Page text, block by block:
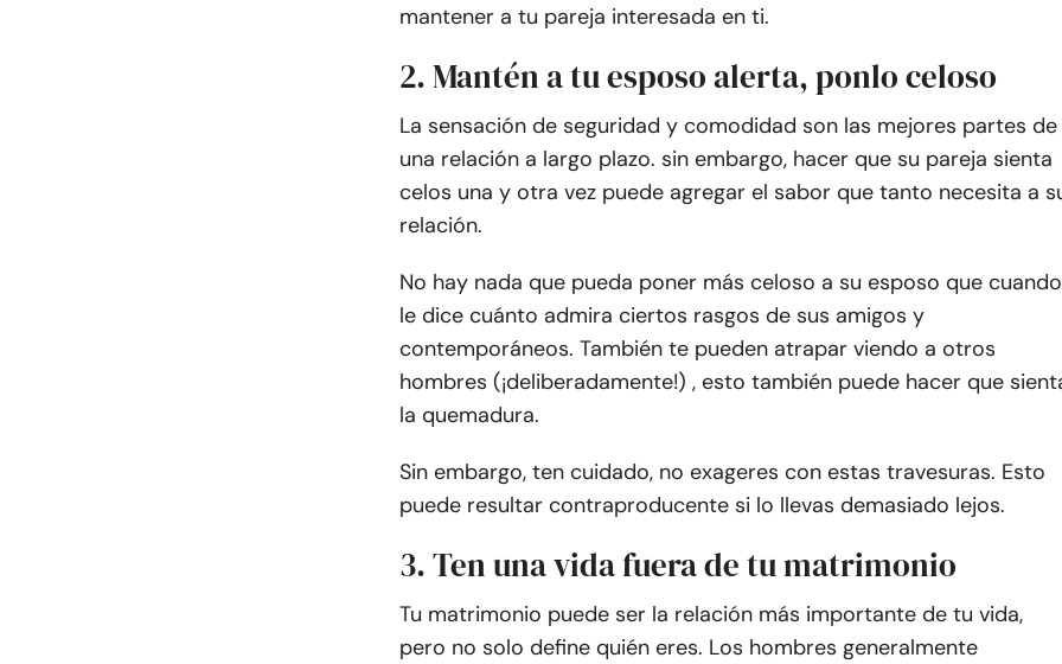
mantener a tu pareja interesada en ti.
2. Mantén a tu esposo alerta, ponlo celoso
La sensación de seguridad y comodidad son las mejores partes de
una relación a largo plazo. sin embargo, hacer que su pareja sienta
celos una y otra vez puede agregar el sabor que tanto necesita a
relación.
No hay nada que pueda poner más celoso a su esposo que cuando
le dice cuánto admira ciertos rasgos de sus amigos y
contemporáneos. También te pueden atrapar viendo a otros
hombres (¡deliberadamente!) , esto también puede hacer que
la quemadura.
Sin embargo, ten cuidado, no exageres con estas travesuras. Esto
puede resultar contraproducente si lo llevas demasiado lejos.
3. Ten una vida fuera de tu matrimonio
Tu matrimonio puede ser la relación más importante de tu vida,
pero no solo define quién eres. Los hombres generalmente